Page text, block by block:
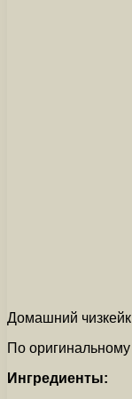
Домашний
По
Ингредиенты: